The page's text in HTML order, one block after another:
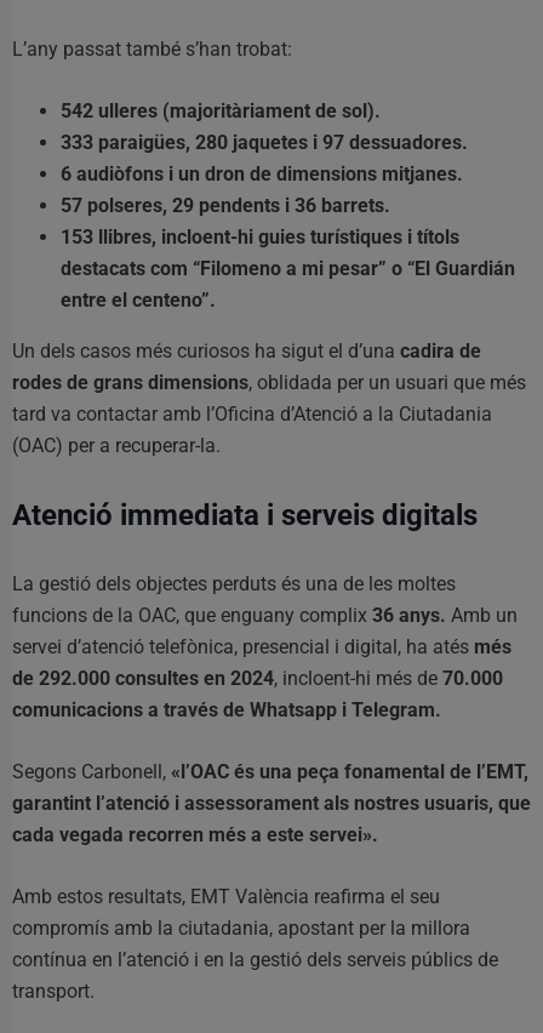
L’any passat també s’han trobat:
542 ulleres (majoritàriament de sol).
333 paraigües, 280 jaquetes i 97 dessuadores.
6 audiòfons i un dron de dimensions mitjanes.
57 polseres, 29 pendents i 36 barrets.
153 llibres, incloent-hi guies turístiques i títols
destacats com “Filomeno a mi pesar” o “El Guardián
entre el centeno”.
Un dels casos més curiosos ha sigut el d’una cadira de
rodes de grans dimensions, oblidada per un usuari que més
tard va contactar amb l’Oficina d’Atenció a la Ciutadania
(OAC) per a recuperar-la.
Atenció immediata i serveis digitals
La gestió dels objectes perduts és una de les moltes
funcions de la OAC, que enguany complix 36 anys. Amb un
servei d’atenció telefònica, presencial i digital, ha atés més
de 292.000 consultes en 2024, incloent-hi més de 70.000
comunicacions a través de Whatsapp i Telegram.
Segons Carbonell, «l’OAC és una peça fonamental de l’EMT,
garantint l’atenció i assessorament als nostres usuaris, que
cada vegada recorren més a este servei».
Amb estos resultats, EMT València reafirma el seu
compromís amb la ciutadania, apostant per la millora
contínua en l’atenció i en la gestió dels serveis públics de
transport.